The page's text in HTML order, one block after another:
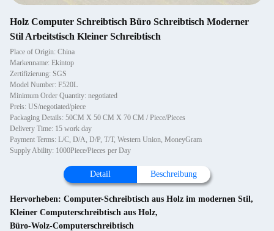
Holz Computer Schreibtisch Büro Schreibtisch Moderner
Stil Arbeitstisch Kleiner Schreibtisch
Place of Origin: China
Markenname: Ekintop
Zertifizierung: SGS
Model Number: F520L
Minimum Order Quantity: negotiated
Preis: US/negotiated/piece
Packaging Details: 50CM X 50 CM X 70 CM / Piece/Pieces
Delivery Time: 15 work day
Payment Terms: L/C, D/A, D/P, T/T, Western Union, MoneyGram
Supply Ability: 1000Piece/Pieces per Day
Detail Beschreibung
Hervorheben: Computer-Schreibtisch aus Holz im modernen Stil,
Kleiner Computerschreibtisch aus Holz,
Büro-Wolz-Computerschreibtisch